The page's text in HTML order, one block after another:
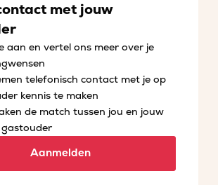
met jouw
aan en vertel ons meer over je
telefonisch contact met je op
kennis te maken
de match tussen jou en jouw
gastouder
Aanmelden